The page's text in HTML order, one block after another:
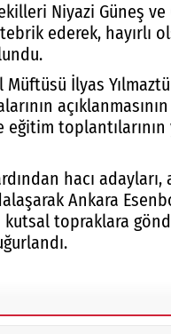
Niyazi Güneş ve
ederek, hayırlı
Müftüsü İlyas
toplantılarının
hacı
Ankara
kutsal topraklara